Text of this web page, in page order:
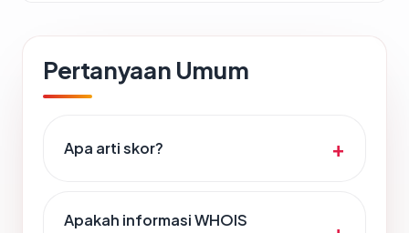
Pertanyaan Umum
Apa arti skor?
Apakah informasi WHOIS